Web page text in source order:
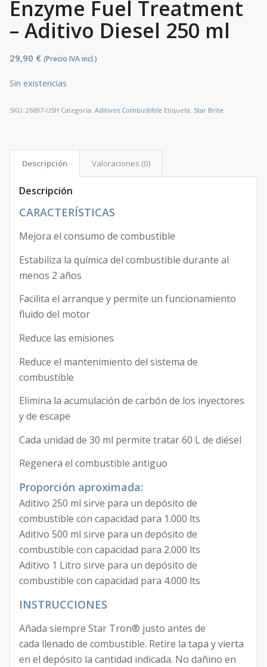
Enzyme Fuel Treatment
– Aditivo Diesel 250 ml
29,90 € (Precio IVA incl.)
Sin existencias
SKU: 26697-USH Categoría: Aditivos Combustible Etiqueta: Star Brite
Descripción Valoraciones (0)
Descripción
CARACTERÍSTICAS
Mejora el consumo de combustible
Estabiliza la química del combustible durante al
menos 2 años
Facilita el arranque y permite un funcionamiento
fluido del motor
Reduce las emisiones
Reduce el mantenimiento del sistema de
combustible
Elimina la acumulación de carbón de los inyectores
y de escape
Cada unidad de 30 ml permite tratar 60 L de diésel
Regenera el combustible antiguo
Proporción aproximada:
Aditivo 250 ml sirve para un depósito de
combustible con capacidad para 1.000 lts
Aditivo 500 ml sirve para un depósito de
combustible con capacidad para 2.000 lts
Aditivo 1 Litro sirve para un depósito de
combustible con capacidad para 4.000 lts
INSTRUCCIONES
Añada siempre Star Tron® justo antes de
cada llenado de combustible. Retire la tapa y vierta
en el depósito la cantidad indicada. No dañino en